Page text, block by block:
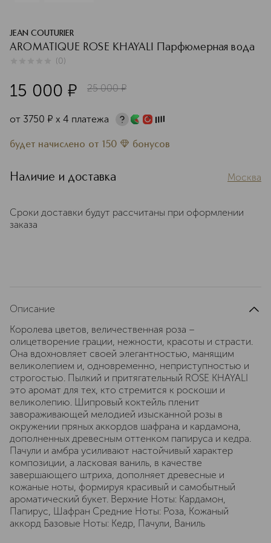
JEAN COUTURIER
AROMATIQUE ROSE KHAYALI Парфюмерная вода
(0)
15 000 ¤ 25 000 ¤
от 3750 ¤ х 4 платежа
будет начислено от 150 бонусов
Наличие и доставка Москва
Сроки доставки будут рассчитаны при оформлении
заказа
Описание
Королева цветов, величественная роза –
олицетворение грации, нежности, красоты и страсти.
Она вдохновляет своей элегантностью, манящим
великолепием и, одновременно, неприступностью и
строгостью. Пылкий и притягательный ROSE KHAYALI
это аромат для тех, кто стремится к роскоши и
великолепию. Шипровый коктейль пленит
завораживающей мелодией изысканной розы в
окружении пряных аккордов шафрана и кардамона,
дополненных древесным оттенком папируса и кедра.
Пачули и амбра усиливают настойчивый характер
композиции, а ласковая ваниль, в качестве
завершающего штриха, дополняет древесные и
кожаные ноты, формируя красивый и самобытный
ароматический букет. Верхние Ноты: Кардамон,
Папирус, Шафран Средние Ноты: Роза, Кожаный
аккорд Базовые Ноты: Кедр, Пачули, Ваниль